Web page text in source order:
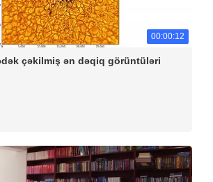
00:00:12
çəkilmiş ən dəqiq görüntüləri